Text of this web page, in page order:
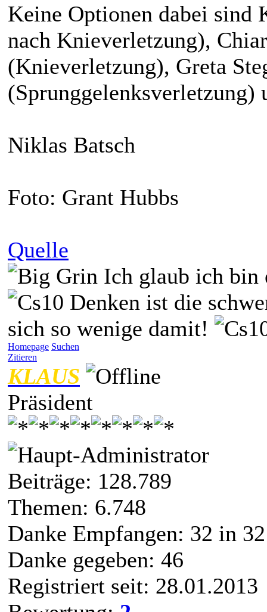
Keine Optionen dabei
nach Knieverletzung),
(Knieverletzung), Greta
(Sprunggelenksverletzung)
Niklas Batsch
Foto: Grant Hubbs
Quelle
Ich glaub ich
Denken ist die
sich so wenige damit!
Homepage Suchen
Zitieren
KLAUS
Präsident
Beiträge: 128.789
Themen: 6.748
Danke Empfangen: 32 in
Danke gegeben: 46
Registriert seit: 28.01.2013